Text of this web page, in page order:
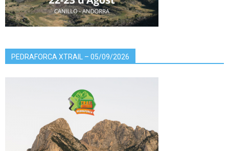
PEDRAFORCA XTRAIL – 05/09/2026